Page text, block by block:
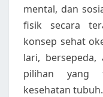
mental, dan
fisik secara
konsep sehat
lari,
pilihan yang
kesehatan tubuh.